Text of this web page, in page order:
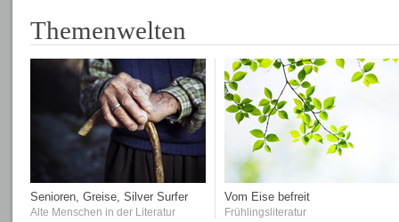
Themenwelten
Senioren, Greise, Silver Surfer
Alte Menschen in der Literatur
Vom Eise befreit
Frühlingsliteratur